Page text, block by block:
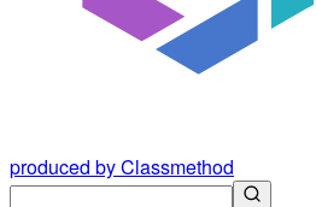
produced by Classmethod